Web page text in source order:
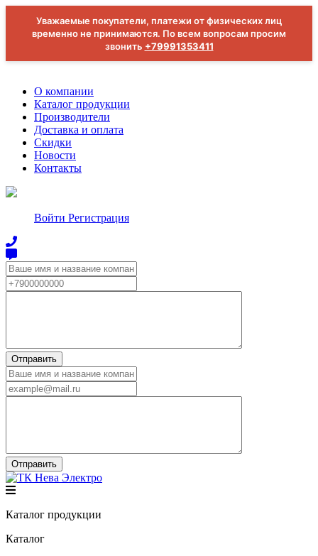
Уважаемые покупатели, платежи от физических лиц
временно не принимаются. По всем вопросам просим
звонить +79991353411
О компании
Каталог продукции
Производители
Доставка и оплата
Скидки
Новости
Контакты
Войти Регистрация
Каталог продукции
Каталог